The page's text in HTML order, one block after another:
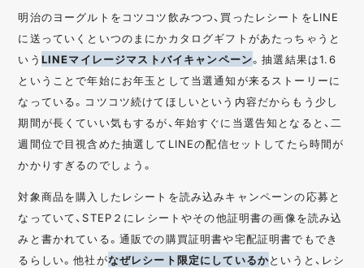
明治のヨーグルトをコツコツ飲みつつ、買ったレシートをLINE
に送っていくといつのまにかカタログギフトがあたっちゃうと
いう LINEマイレージマストバイキャンペーン。抽選結果は1.6
ということで年始にお年玉として当選通知が来るストーリーに
なっている。コツコツ続けてほしいという内容だからもう少し
期間が長くていい気もするが、年始すぐに当選告知となると、二
週間位で目視含めた抽選してLINEの配信セットしてたら時間が
かかりすぎるのでしょう。
対象商品を購入したレシートを読み込みキャンペーンの応募と
なっていて、STEP２にレシートやその他証明書の画像を読み込
みと書かれている。通販での購買証明書や宅配証明書でもでき
るらしい。他社がなぜレシート限定にしているかというと、レシ